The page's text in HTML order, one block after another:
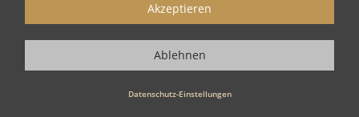
Starten Sie mit dem Button 'Kostenlos anfragen' eine Anfrage an die für
Sie interessanten DJs - also z. B. bestimmte Party DJs. Diesen Button
finden Sie auf den jeweiligen Künstler-Profil-Seiten der Discjockeys.
2. Angebote erhalten & Details besprechen
Datenschutz-Einstellungen
Akzeptieren
Ablehnen